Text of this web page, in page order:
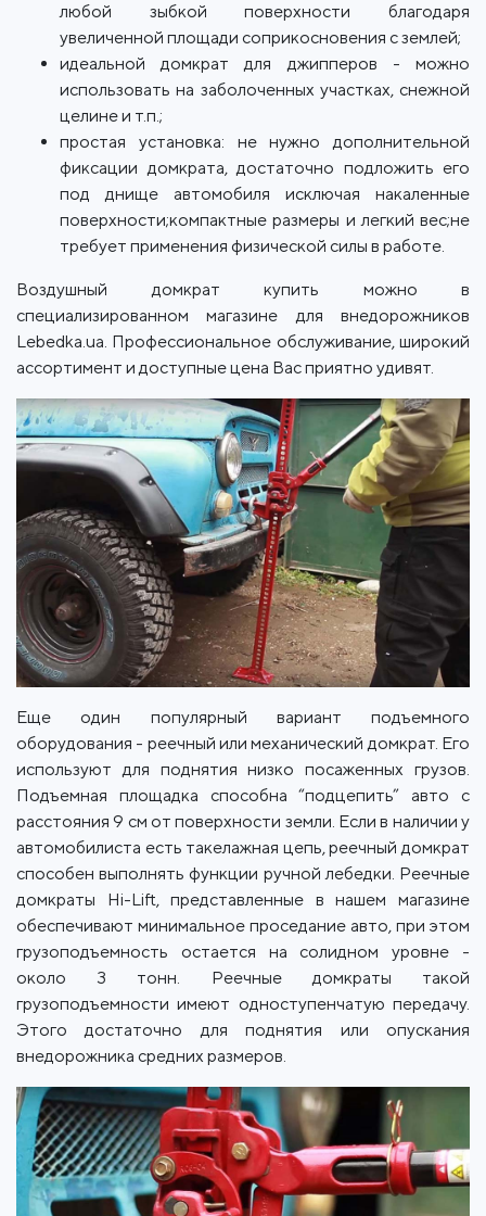
любой зыбкой поверхности благодаря
увеличенной площади соприкосновения с землей;
идеальной домкрат для джипперов - можно
использовать на заболоченных участках, снежной
целине и т.п.;
простая установка: не нужно дополнительной
фиксации домкрата, достаточно подложить его
под днище автомобиля исключая накаленные
поверхности;компактные размеры и легкий вес;не
требует применения физической силы в работе.
Воздушный домкрат купить можно в
специализированном магазине для внедорожников
Lebedka.ua. Профессиональное обслуживание, широкий
ассортимент и доступные цена Вас приятно удивят.
Еще один популярный вариант подъемного
оборудования - реечный или механический домкрат. Его
используют для поднятия низко посаженных грузов.
Подъемная площадка способна “подцепить” авто с
расстояния 9 см от поверхности земли. Если в наличии у
автомобилиста есть такелажная цепь, реечный домкрат
способен выполнять функции ручной лебедки. Реечные
домкраты Hi-Lift, представленные в нашем магазине
обеспечивают минимальное проседание авто, при этом
грузоподъемность остается на солидном уровне -
около 3 тонн. Реечные домкраты такой
грузоподъемности имеют одноступенчатую передачу.
Этого достаточно для поднятия или опускания
внедорожника средних размеров.